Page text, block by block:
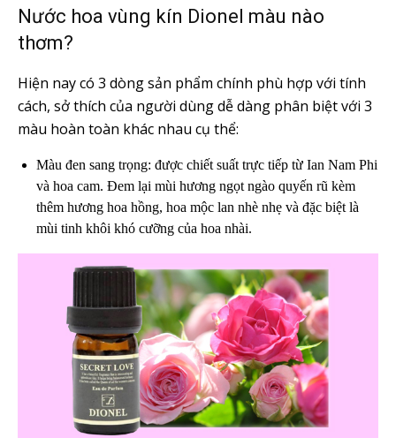
Nước hoa vùng kín Dionel màu nào
thơm?
Hiện nay có 3 dòng sản phẩm chính phù hợp với tính
cách, sở thích của người dùng dễ dàng phân biệt với 3
màu hoàn toàn khác nhau cụ thể:
Màu đen sang trọng: được chiết suất trực tiếp từ Ian Nam Phi
và hoa cam. Đem lại mùi hương ngọt ngào quyến rũ kèm
thêm hương hoa hồng, hoa mộc lan nhè nhẹ và đặc biệt là
mùi tinh khôi khó cưỡng của hoa nhài.